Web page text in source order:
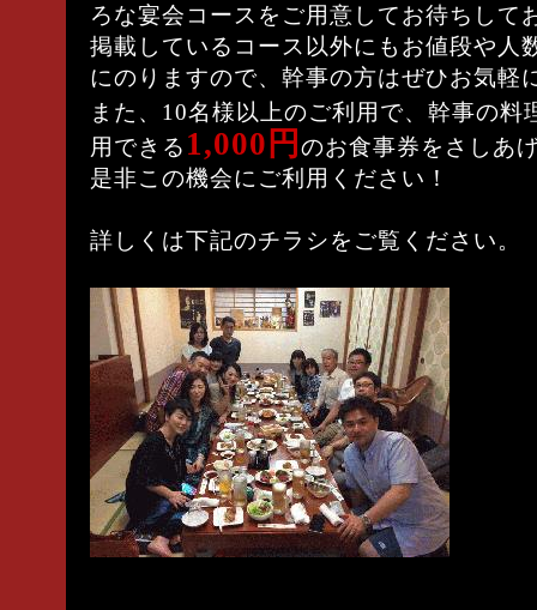
ろな宴会コースをご用意してお待ちして
掲載しているコース以外にもお値段や人
にのりますので、幹事の方はぜひお気軽
また、10名様以上のご利用で、幹事の料
用できる 1,000円 のお食事券をさしあ
是非この機会にご利用ください！
詳しくは下記のチラシをご覧ください。